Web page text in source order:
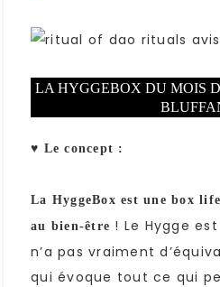
LA HYGGEBOX DU MOIS
♥ Le concept :
La HyggeBox est une box
au bien-être ! Le Hygge
n’a pas vraiment
qui évoque tout ce qui